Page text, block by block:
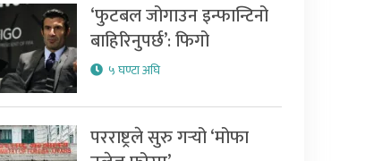
‘फुटबल जोगाउन इन्फान्टिनो
बाहिरिनुपर्छ’: फिगो
५ घण्टा अघि
परराष्ट्रले सुरु गर्‍यो ‘मोफा